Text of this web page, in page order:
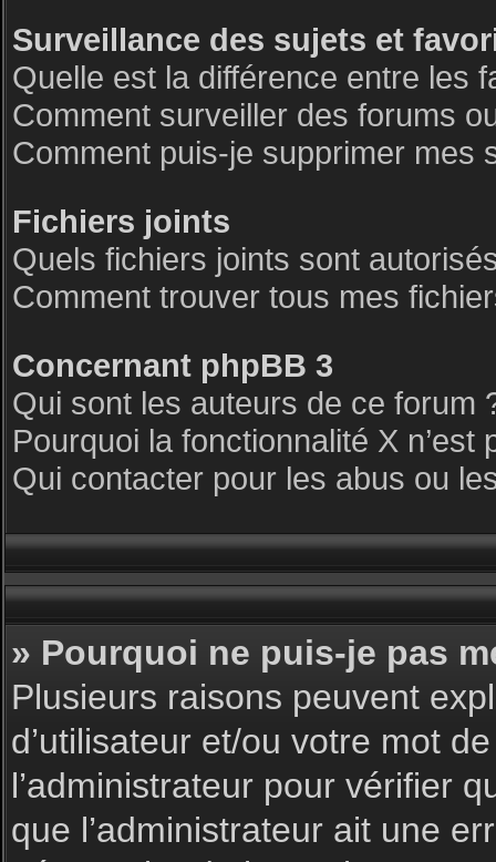
Surveillance des sujets et
Quelle est la différence entre les
Comment surveiller des forums
Comment puis-je supprimer mes
Fichiers joints
Quels fichiers joints sont
Comment trouver tous mes
Concernant phpBB 3
Qui sont les auteurs de ce forum
Pourquoi la fonctionnalité X n’est
Qui contacter pour les abus ou
» Pourquoi ne puis-je pas
Plusieurs raisons peuvent
d’utilisateur et/ou votre mot
l’administrateur pour vérifier
que l’administrateur ait une